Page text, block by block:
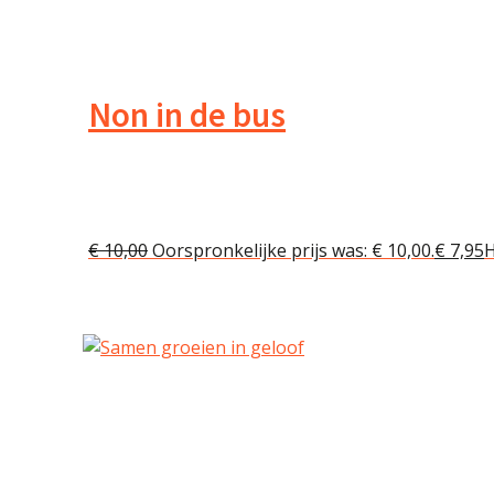
Non in de bus
€10,00Oorspronkelijke prijs was: € 10,00.€ 7,95